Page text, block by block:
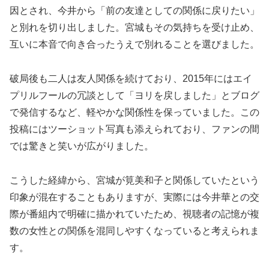
因とされ、今井から「前の友達としての関係に戻りたい」
と別れを切り出しました。宮城もその気持ちを受け止め、
互いに本音で向き合ったうえで別れることを選びました。
破局後も二人は友人関係を続けており、2015年にはエイ
プリルフールの冗談として「ヨリを戻しました」とブログ
で発信するなど、軽やかな関係性を保っていました。この
投稿にはツーショット写真も添えられており、ファンの間
では驚きと笑いが広がりました。
こうした経緯から、宮城が筧美和子と関係していたという
印象が混在することもありますが、実際には今井華との交
際が番組内で明確に描かれていたため、視聴者の記憶が複
数の女性との関係を混同しやすくなっていると考えられま
す。